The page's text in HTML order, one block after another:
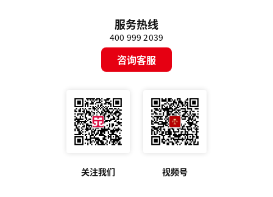
服务热线
400 999 2039
咨询客服
关注我们 视频号